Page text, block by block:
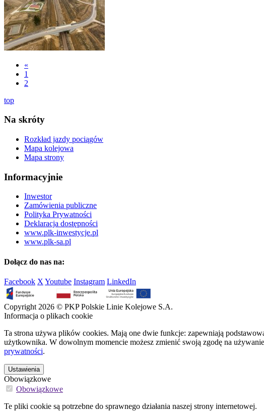
«
1
2
top
Na skróty
Rozkład jazdy pociągów
Mapa kolejowa
Mapa strony
Informacyjnie
Inwestor
Zamówienia publiczne
Polityka Prywatności
Deklaracja dostępności
www.plk-inwestycje.pl
www.plk-sa.pl
Dołącz do nas na:
Facebook X Youtube Instagram LinkedIn
Copyright 2026 © PKP Polskie Linie Kolejowe S.A.
Informacja o plikach cookie
Ta strona używa plików cookies. Mają one dwie funkcje: zapewniają
użytkownika. W dowolnym momencie możesz zmienić swoją zgodę na
prywatności.
Ustawienia
Obowiązkowe
Obowiązkowe
Te pliki cookie są potrzebne do sprawnego działania naszej strony internetowej.